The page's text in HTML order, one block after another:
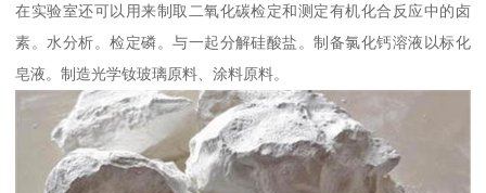
在实验室还可以用来制取二氧化碳检定和测定有机化合反应中的卤
素。水分析。检定磷。与一起分解硅酸盐。制备氯化钙溶液以标化
皂液。制造光学钕玻璃原料、涂料原料。